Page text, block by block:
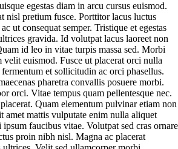
egestas diam in arcu cursus euismod.
nisl pretium fusce. Porttitor lacus luctus
ut consequat semper. Tristique et egestas
gravida. Id volutpat lacus laoreet non
id leo in vitae turpis massa sed. Morbi
euismod. Fusce ut placerat orci nulla
et sollicitudin ac orci phasellus.
pharetra convallis posuere morbi.
orci. Vitae tempus quam pellentesque nec.
Quam elementum pulvinar etiam non
amet mattis vulputate enim nulla aliquet
faucibus vitae. Volutpat sed cras ornare
proin nibh nisl. Magna ac placerat